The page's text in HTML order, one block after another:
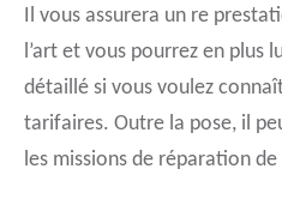
Il vous assurera un re
l’art et vous pourrez en plus
détaillé si vous voulez
tarifaires. Outre la pose, il
les missions de réparation